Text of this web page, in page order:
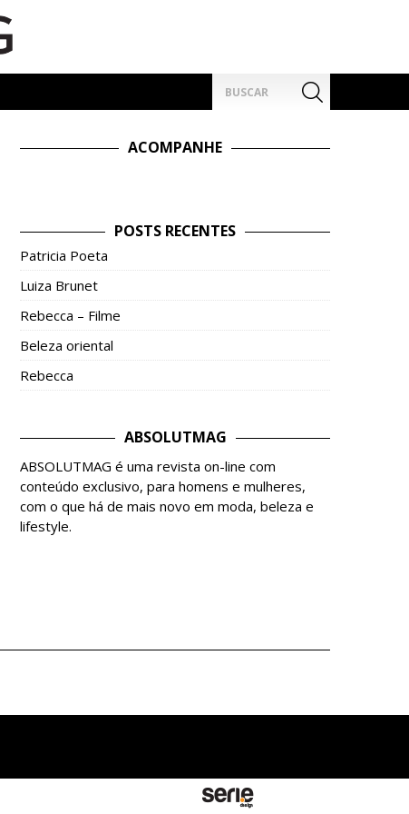
por:
ACOMPANHE
POSTS RECENTES
Patricia Poeta
Luiza Brunet
Rebecca – Filme
Beleza oriental
Rebecca
ABSOLUTMAG
ABSOLUTMAG é uma revista on-line com
conteúdo exclusivo, para homens e mulheres,
com o que há de mais novo em moda, beleza e
lifestyle.